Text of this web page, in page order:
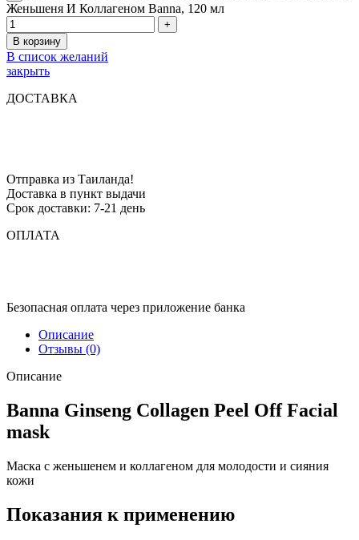
Женьшеня И Коллагеном Banna, 120 мл
В корзину
В список желаний
закрыть
ДОСТАВКА
Отправка из Таиланда!
Доставка в пункт выдачи
Срок доставки: 7-21 день
ОПЛАТА
Безопасная оплата через приложение банка
Описание
Отзывы (0)
Описание
Banna Ginseng Collagen Peel Off Facial
mask
Маска с женьшенем и коллагеном для молодости и сияния
кожи
Показания к применению